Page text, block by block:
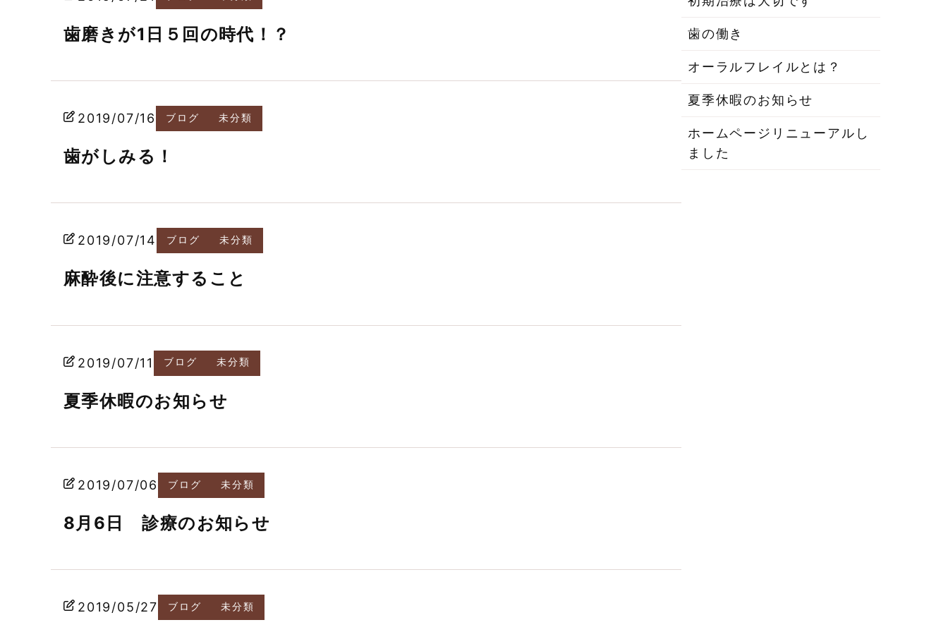
歯磨きが1日５回の時代！？
2019/07/16 ブログ 未分類
歯がしみる！
2019/07/14 ブログ 未分類
麻酔後に注意すること
2019/07/11 ブログ 未分類
夏季休暇のお知らせ
2019/07/06 ブログ 未分類
8月6日 診療のお知らせ
2019/05/27 ブログ 未分類
歯の働き
オーラルフレイルとは？
夏季休暇のお知らせ
ホームページリニューアルし
ました